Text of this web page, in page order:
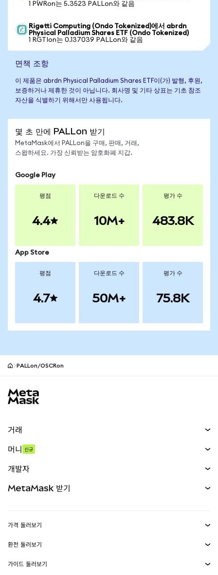
1 PWRon는 5.3523 PALLon와 같음
Rigetti Computing (Ondo Tokenized)에서 abrdn
Physical Palladium Shares ETF (Ondo Tokenized)
1 RGTIon는 0.137039 PALLon와 같음
면책 조항
이 제품은 abrdn Physical Palladium Shares ETF이(가) 발행, 후원,
보증하거나 제휴한 것이 아닙니다. 회사명 및 기타 상표는 기초 참조
자산을 식별하기 위해서만 사용됩니다.
몇 초 만에 PALLon 받기
MetaMask에서 PALLon을 구매, 판매, 거래,
스왑하세요. 가장 신뢰받는 암호화폐 지갑.
Google Play
평점
4.4
다운로드 수
10M+
평가 수
483.8K
App Store
평점
4.7
다운로드 수
50M+
평가 수
75.8K
PALLon/OSCRon
거래
무기한 선물
실물자산
머니 신규
개발자
MetaMask Connect
Snaps
MetaMask 받기
보안
가격 둘러보기
이더리움 가격
솔라나 가격
환전 둘러보기
ETH를 USD로 환전
가이드 둘러보기